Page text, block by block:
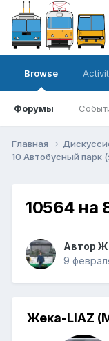
Browse
Форумы
Главная
10 Автобусный парк
10564 на
Автор
9
Жека-LIAZ